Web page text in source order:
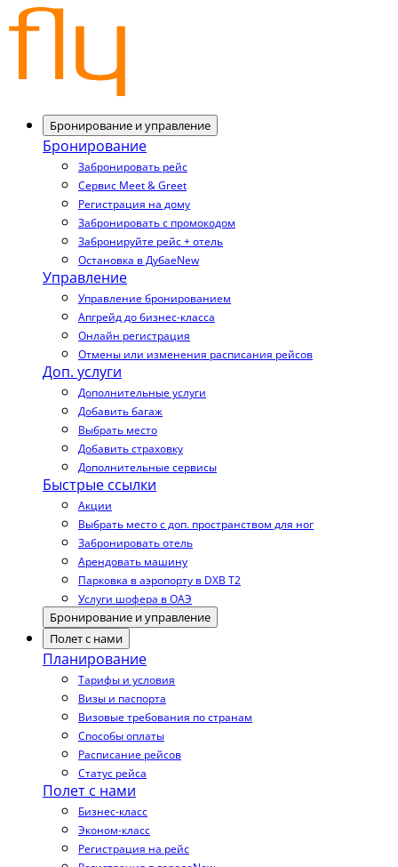
Бронирование и управление
Бронирование
Забронировать рейс
Сервис Meet & Greet
Регистрация на дому
Забронировать с промокодом
Забронируйте рейс + отель
Остановка в ДубаеNew
Управление
Управление бронированием
Апгрейд до бизнес-класса
Онлайн регистрация
Отмены или изменения расписания рейсов
Доп. услуги
Дополнительные услуги
Добавить багаж
Выбрать место
Добавить страховку
Дополнительные сервисы
Быстрые ссылки
Акции
Выбрать место с доп. пространством для ног
Забронировать отель
Арендовать машину
Парковка в аэропорту в DXB T2
Услуги шофера в ОАЭ
Бронирование и управление
Полет с нами
Планирование
Тарифы и условия
Визы и паспорта
Визовые требования по странам
Способы оплаты
Расписание рейсов
Статус рейса
Полет с нами
Бизнес-класс
Эконом-класс
Регистрация на рейс